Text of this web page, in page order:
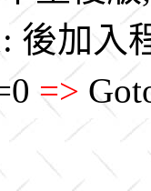
後加入
=>